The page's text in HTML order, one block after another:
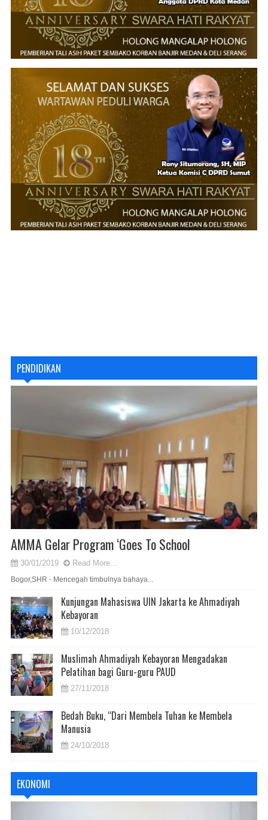
PENDIDIKAN
AMMA Gelar Program ‘Goes To School
30/01/2019 Read More...
Bogor,SHR - Mencegah timbulnya bahaya...
Kunjungan Mahasiswa UIN Jakarta ke Ahmadiyah
Kebayoran
10/12/2018
Muslimah Ahmadiyah Kebayoran Mengadakan
Pelatihan bagi Guru-guru PAUD
27/11/2018
Bedah Buku, “Dari Membela Tuhan ke Membela
Manusia
24/10/2018
EKONOMI